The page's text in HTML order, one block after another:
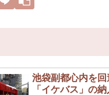
池袋副都心内を
「イケバス」の納